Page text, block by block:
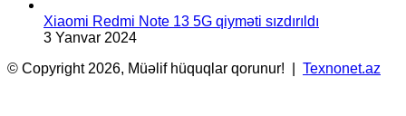
Xiaomi Redmi Note 13 5G qiyməti sızdırıldı
3 Yanvar 2024
© Copyright 2026, Müəlif hüquqlar qorunur! | Texnonet.az